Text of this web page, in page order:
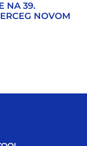
NA 39.
NOVOM